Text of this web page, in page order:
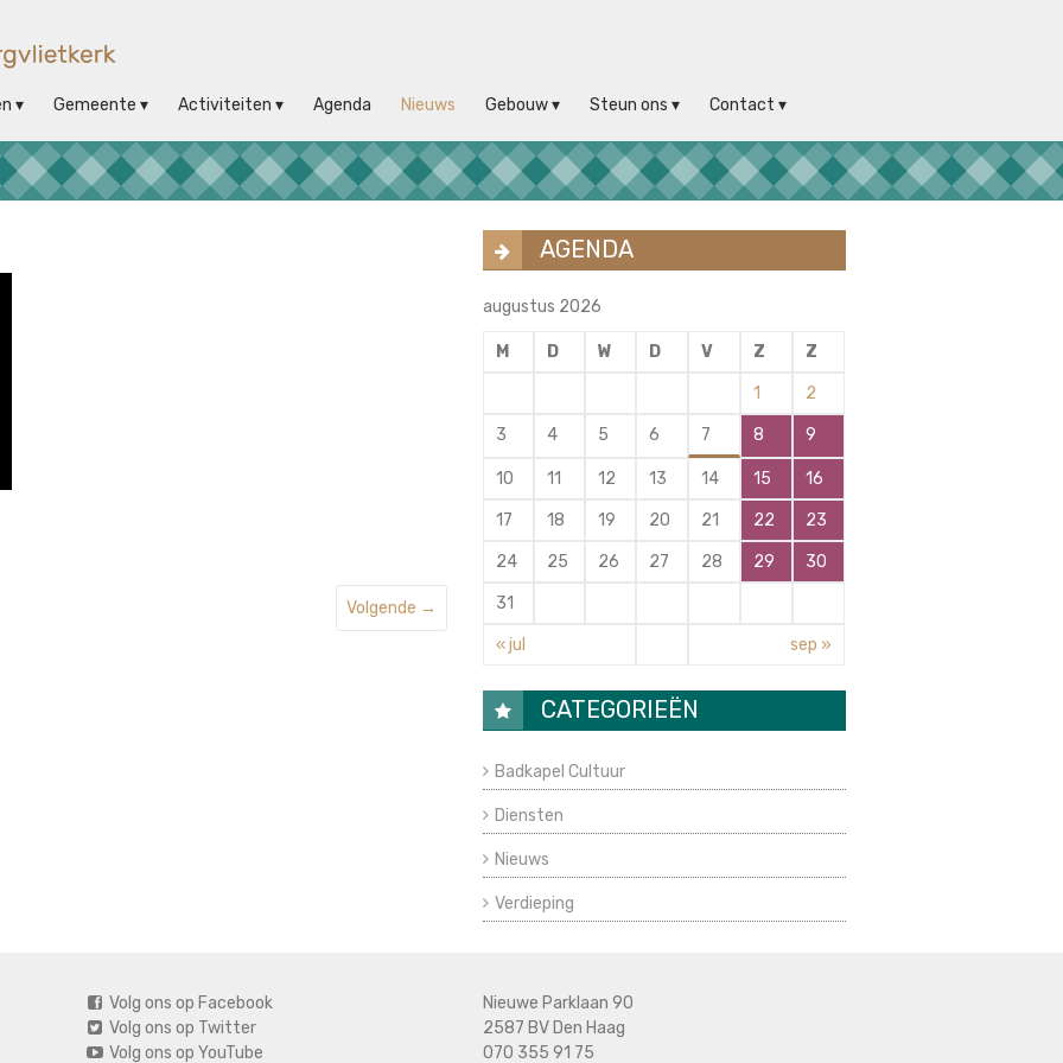
Gemeente Activiteiten Agenda Nieuws Gebouw Steun ons Contact
Volgende →
AGENDA
augustus 2026
M D W D V Z Z
1 2
3 4 5 6 7 8 9
10 11 12 13 14 15 16
17 18 19 20 21 22 23
24 25 26 27 28 29 30
31
« jul sep »
CATEGORIEËN
Badkapel Cultuur
Diensten
Nieuws
Verdieping
Volg ons op Facebook
Volg ons op Twitter
Volg ons op YouTube
Nieuwe Parklaan 90
2587 BV Den Haag
070 355 91 75